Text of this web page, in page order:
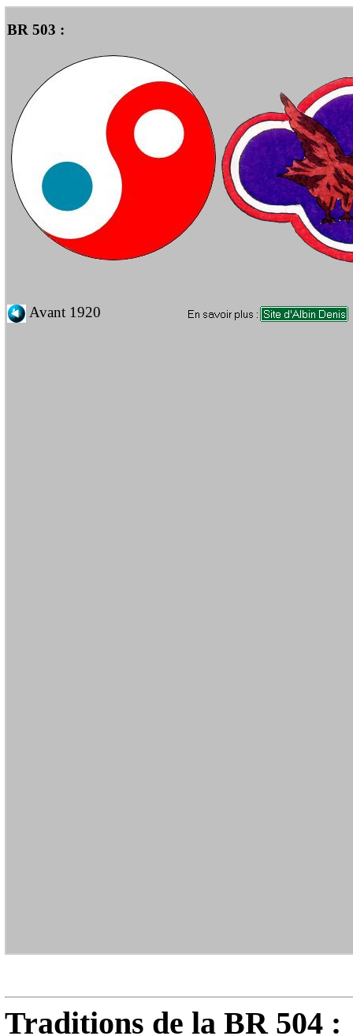
BR 503 :
Avant 1920
Traditions de la BR 504 :